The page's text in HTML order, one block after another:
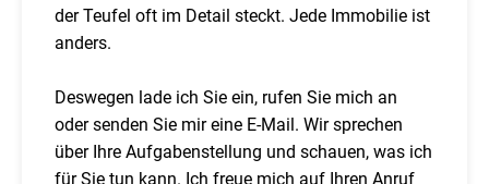
der Teufel oft im Detail steckt. Jede Immobilie ist
anders.
Deswegen lade ich Sie ein, rufen Sie mich an
oder senden Sie mir eine E-Mail. Wir sprechen
über Ihre Aufgabenstellung und schauen, was ich
für Sie tun kann. Ich freue mich auf Ihren Anruf